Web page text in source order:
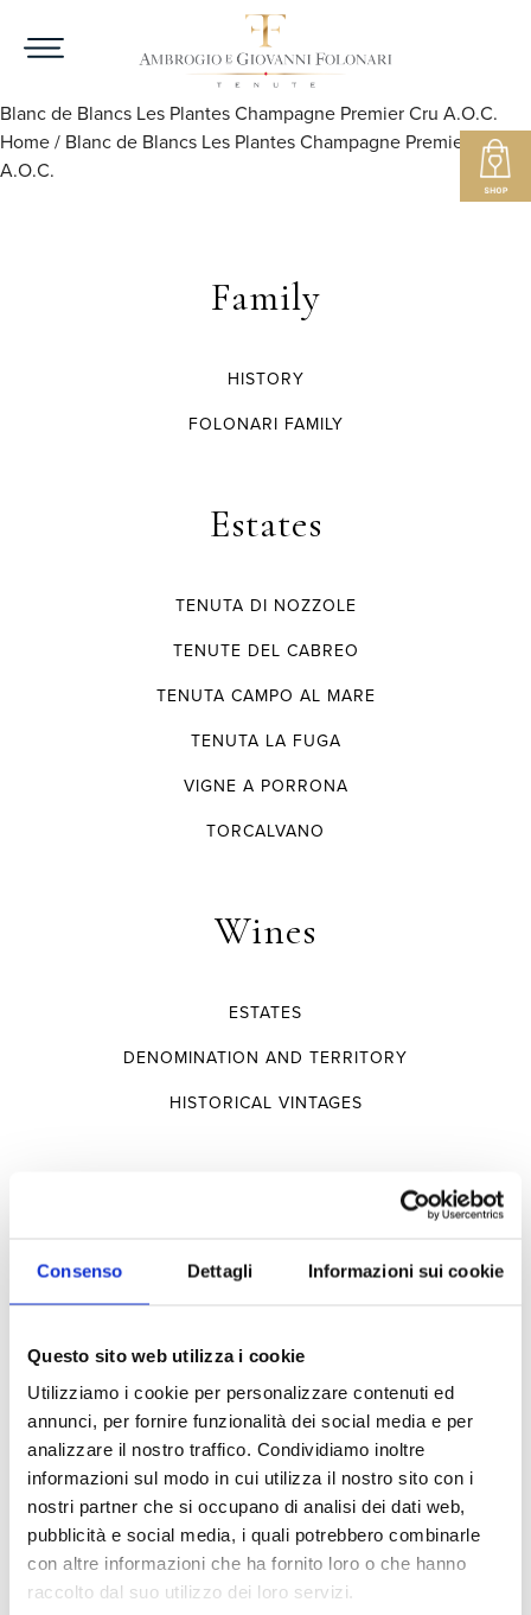
Consenso Dettagli Informazioni sui cookie
Questo sito web utilizza i cookie
Utilizziamo i cookie per personalizzare contenuti ed
annunci, per fornire funzionalità dei social media e per
analizzare il nostro traffico. Condividiamo inoltre
informazioni sul modo in cui utilizza il nostro sito con i
nostri partner che si occupano di analisi dei dati web,
pubblicità e social media, i quali potrebbero combinarle
con altre informazioni che ha fornito loro o che hanno
raccolto dal suo utilizzo dei loro servizi.
Blanc de Blancs Les Plantes Champagne Premier Cru A.O.C.
Home/ Blanc de Blancs Les Plantes Champagne Premier Cru
A.O.C.
Family
HISTORY
FOLONARI FAMILY
Estates
TENUTA DI NOZZOLE
TENUTE DEL CABREO
TENUTA CAMPO AL MARE
TENUTA LA FUGA
VIGNE A PORRONA
TORCALVANO
Wines
ESTATES
DENOMINATION AND TERRITORY
HISTORICAL VINTAGES
SELECTIONS
Experiences
VISITS AND TASTINGS
HOSPITALITY